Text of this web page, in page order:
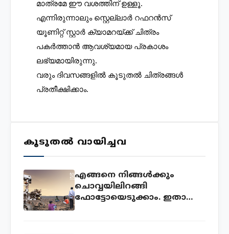
മാത്രമേ ഈ വശത്തിന് ഉള്ളൂ.
എന്നിരുന്നാലും സ്റ്റെല്ലാർ റഫറൻസ്
യൂണിറ്റ് സ്റ്റാർ ക്യാമറയ്ക്ക് ചിത്രം
പകർത്താൻ ആവശ്യമായ പ്രകാശം
ലഭ്യമായിരുന്നു.
വരും ദിവസങ്ങളിൽ കൂടുതൽ ചിത്രങ്ങൾ
പ്രതീക്ഷിക്കാം.
കൂടുതൽ വായിച്ചവ
എങ്ങനെ നിങ്ങൾക്കും
ചൊവ്വയിലിറങ്ങി
ഫോട്ടോയെടുക്കാം. ഇതാ